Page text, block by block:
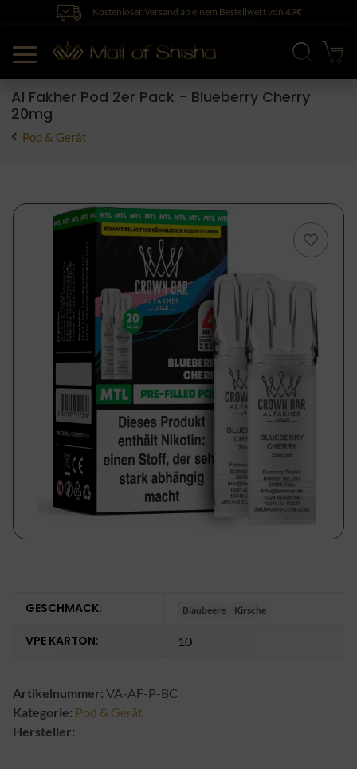
Kostenloser Versand ab einem Bestellwert von 49€
Al Fakher Pod 2er Pack - Blueberry Cherry
20mg
Pod & Gerät
GESCHMACK: Blaubeere Kirsche
VPE KARTON: 10
Artikelnummer: VA-AF-P-BC
Kategorie: Pod & Gerät
Hersteller: